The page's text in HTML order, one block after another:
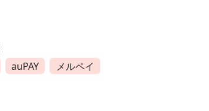
auPAY メルペイ